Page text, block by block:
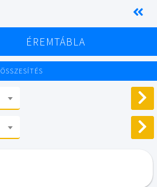
ÉREMTÁBLA
ÖSSZESÍTÉS